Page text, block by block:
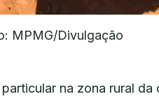
MPMG/Divulgação
na zona rural